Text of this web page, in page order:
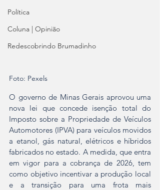
Política
Coluna | Opinião
Redescobrindo Brumadinho
Foto: Pexels
O governo de Minas Gerais aprovou uma
nova lei que concede isenção total do
Imposto sobre a Propriedade de Veículos
Automotores (IPVA) para veículos movidos
a etanol, gás natural, elétricos e híbridos
fabricados no estado. A medida, que entra
em vigor para a cobrança de 2026, tem
como objetivo incentivar a produção local
e a transição para uma frota mais